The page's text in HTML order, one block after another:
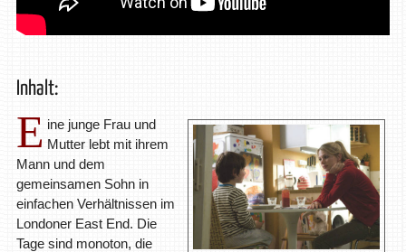
Inhalt:
E ine junge Frau und
Mutter lebt mit ihrem
Mann und dem
gemeinsamen Sohn in
einfachen Verhältnissen im
Londoner East End. Die
Tage sind monoton, die